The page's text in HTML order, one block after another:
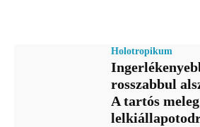
Holotropikum
rosszabbul
A tartós